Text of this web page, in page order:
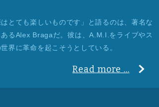
とても楽しいものです」と語るのは、著名な
るAlex Bragaだ。彼は、A.M.I.をライブやス
界に革命を起こそうとしている。
Read more ...